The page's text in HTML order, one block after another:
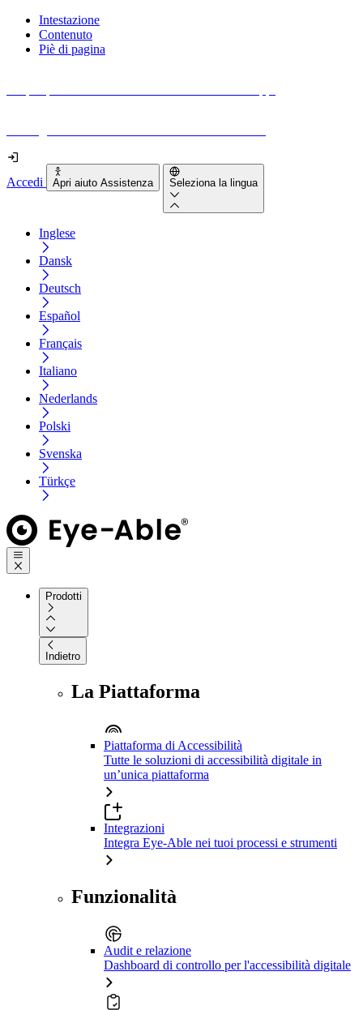
Intestazione
Contenuto
Piè di pagina
Accedi Apri aiuto Assistenza Seleziona la lingua
Inglese
Dansk
Deutsch
Español
Français
Italiano
Nederlands
Polski
Svenska
Türkçe
Prodotti
Indietro
La Piattaforma
Piattaforma di Accessibilità
Tutte le soluzioni di accessibilità digitale in
un’unica piattaforma
Integrazioni
Integra Eye-Able nei tuoi processi e strumenti
Funzionalità
Audit e relazione
Dashboard di controllo per l'accessibilità digitale